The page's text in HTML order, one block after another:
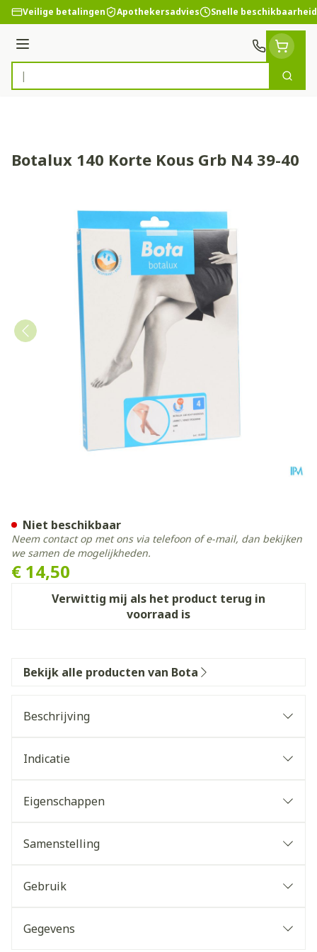
Ga naar de inhoud
Veilige betalingen Apothekersadvies Snelle beschikbaarheid
Menu
Product, merk, categorie...
Zoek
Botalux 140 Korte Kous Grb N4 39-40
€ 14,50
Verwittig mij als het product terug in
voorraad is
Niet beschikbaar
Neem contact op met ons via telefoon of e-mail, dan bekijken
we samen de mogelijkheden.
Bekijk alle producten van Bota
Beschrijving
Indicatie
Eigenschappen
Samenstelling
Gebruik
Gegevens